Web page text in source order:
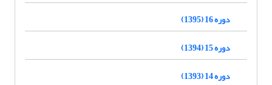
دوره 16 (1395)
دوره 15 (1394)
دوره 14 (1393)